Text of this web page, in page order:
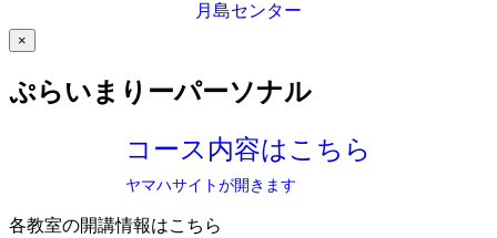
月島センター
×
ぷらいまりーパーソナル
コース内容はこちら
ヤマハサイトが開きます
各教室の開講情報はこちら